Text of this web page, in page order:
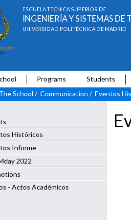
ESCUELA TÉCNICA SUPERIOR DE
INGENIERÍA Y SISTEMAS
UNIVERSIDAD POLITÉCNICA DE MADRID
Programs
Students
School / Communication / Eventos
Históricos
Informe
2022
- Actos Académicos